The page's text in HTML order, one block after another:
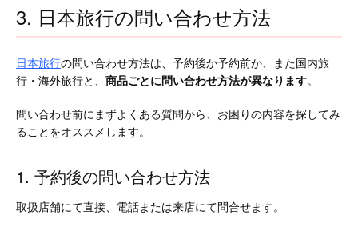
3. 日本旅行の問い合わせ方法
日本旅行の問い合わせ方法は、予約後か予約前か、また国内旅
行・海外旅行と、 商品ごとに問い合わせ方法が異なります。
問い合わせ前にまずよくある質問から、お困りの内容を探してみ
ることをオススメします。
1. 予約後の問い合わせ方法
取扱店舗にて直接、電話または来店にて問合せます。